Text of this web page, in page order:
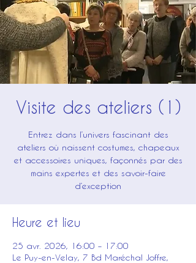
Visite des ateliers (1)
Entrez dans l’univers fascinant des
ateliers où naissent costumes, chapeaux
et accessoires uniques, façonnés par des
mains expertes et des savoir-faire
d’exception
Heure et lieu
25 avr. 2026, 16:00 – 17:00
Le Puy-en-Velay, 7 Bd Maréchal Joffre,